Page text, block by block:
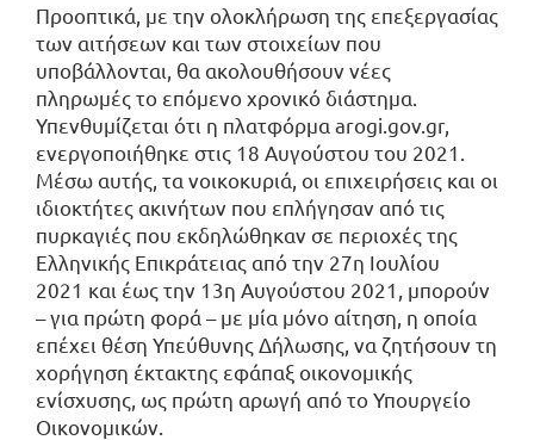
Προοπτικά, με την ολοκλήρωση της επεξεργασίας
των αιτήσεων και των στοιχείων που
υποβάλλονται, θα ακολουθήσουν νέες
πληρωμές το επόμενο χρονικό διάστημα.
Υπενθυμίζεται ότι η πλατφόρμα arogi.gov.gr,
ενεργοποιήθηκε στις 18 Αυγούστου του 2021.
Μέσω αυτής, τα νοικοκυριά, οι επιχειρήσεις και οι
ιδιοκτήτες ακινήτων που επλήγησαν από τις
πυρκαγιές που εκδηλώθηκαν σε περιοχές της
Ελληνικής Επικράτειας από την 27η Ιουλίου
2021 και έως την 13η Αυγούστου 2021, μπορούν
– για πρώτη φορά – με μία μόνο αίτηση, η οποία
επέχει θέση Υπεύθυνης Δήλωσης, να ζητήσουν τη
χορήγηση έκτακτης εφάπαξ οικονομικής
ενίσχυσης, ως πρώτη αρωγή από το Υπουργείο
Οικονομικών.